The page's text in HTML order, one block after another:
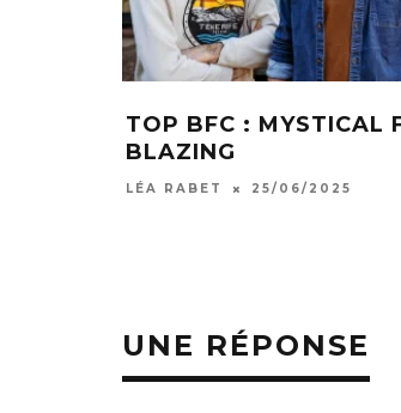
TOP BFC : MYSTICAL
BLAZING
LÉA RABET 25/06/2025
UNE RÉPONSE